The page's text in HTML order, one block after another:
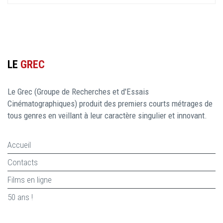
LE GREC
Le Grec (Groupe de Recherches et d'Essais
Cinématographiques) produit des premiers courts métrages de
tous genres en veillant à leur caractère singulier et innovant.
Accueil
Contacts
Films en ligne
50 ans !